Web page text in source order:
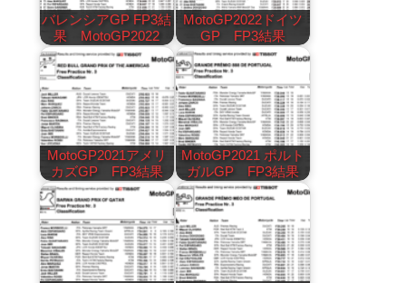
バレンシアGP FP3結
果 MotoGP2022
MotoGP2022ドイツ
GP FP3結果
MotoGP2021アメリ
カズGP FP3結果
MotoGP2021 ポルト
ガルGP FP3結果